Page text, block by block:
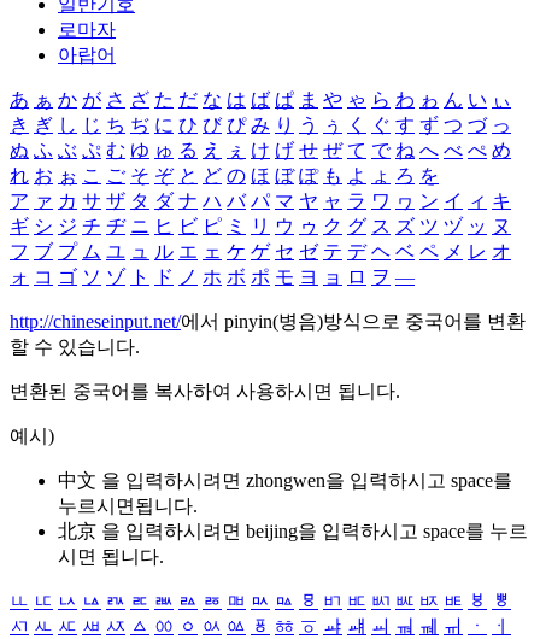
일반기호
로마자
아랍어
あ ぁ か が さ ざ た だ な は ば ぱ ま や ゃ ら わ ゎ ん い ぃ
き ぎ し じ ち ぢ に ひ び ぴ み り う ぅ く ぐ す ず つ づ っ
ぬ ふ ぶ ぷ む ゆ ゅ る え ぇ け げ せ ぜ て で ね へ べ ぺ め
れ お ぉ こ ご そ ぞ と ど の ほ ぼ ぽ も よ ょ ろ を
ア ァ カ サ ザ タ ダ ナ ハ バ パ マ ヤ ャ ラ ワ ヮ ン イ ィ キ
ギ シ ジ チ ヂ ニ ヒ ビ ピ ミ リ ウ ゥ ク グ ス ズ ツ ヅ ッ ヌ
フ ブ プ ム ユ ュ ル エ ェ ケ ゲ セ ゼ テ デ ヘ ベ ペ メ レ オ
ォ コ ゴ ソ ゾ ト ド ノ ホ ボ ポ モ ヨ ョ ロ ヲ ―
http://chineseinput.net/에서 pinyin(병음)방식으로 중국어를 변환
할 수 있습니다.
변환된 중국어를 복사하여 사용하시면 됩니다.
예시)
中文 을 입력하시려면 zhongwen을 입력하시고 space를
누르시면됩니다.
北京 을 입력하시려면 beijing을 입력하시고 space를 누르
시면 됩니다.
ㅥ ㅦ ㅧ ㅨ ㅩ ㅪ ㅫ ㅬ ㅭ ㅮ ㅯ ㅰ ㅱ ㅲ ㅳ ㅴ ㅵ ㅶ ㅷ ㅸ
ㅹ
ㅺ ㅻ ㅼ ㅽ ㅾ ㅿ ㆀ ㆁ ㆂ ㆃ ㆄ ㆅ ㆆ ㆇ ㆈ ㆉ ㆊ ㆋ ㆌ ㆍ
ㆎ